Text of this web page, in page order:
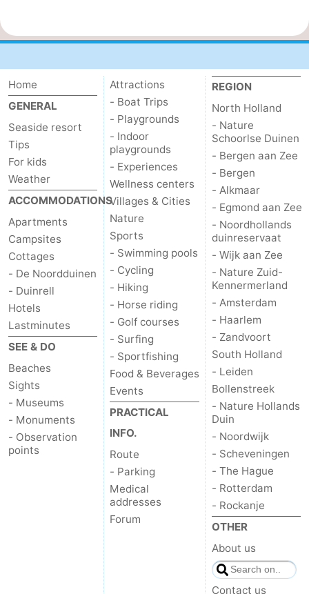
Home
GENERAL
Seaside resort
Tips
For kids
Weather
ACCOMMODATIONS
Apartments
Campsites
Cottages
- De Noordduinen
- Duinrell
Hotels
Lastminutes
SEE & DO
Beaches
Sights
- Museums
- Monuments
- Observation
points
Attractions
- Boat Trips
- Playgrounds
- Indoor
playgrounds
- Experiences
Wellness centers
Villages & Cities
Nature
Sports
- Swimming pools
- Cycling
- Hiking
- Horse riding
- Golf courses
- Surfing
- Sportfishing
Food & Beverages
Events
PRACTICAL
INFO.
Route
- Parking
Medical
addresses
Forum
REGION
North Holland
- Nature
Schoorlse Duinen
- Bergen aan Zee
- Bergen
- Alkmaar
- Egmond aan Zee
- Noordhollands
duinreservaat
- Wijk aan Zee
- Nature Zuid-
Kennermerland
- Amsterdam
- Haarlem
- Zandvoort
South Holland
- Leiden
Bollenstreek
- Nature Hollands
Duin
- Noordwijk
- Scheveningen
- The Hague
- Rotterdam
- Rockanje
OTHER
About us
Contact us